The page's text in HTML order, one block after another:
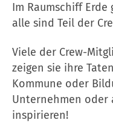
Im Raumschiff Erde
alle sind Teil der
Viele der Crew-
zeigen sie ihre
Kommune oder
Unternehmen oder
inspirieren!